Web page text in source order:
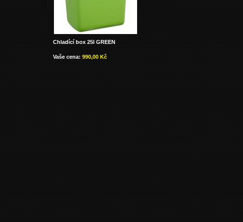
Chladící box 25l GREEN
Vaše cena: 990,00 Kč